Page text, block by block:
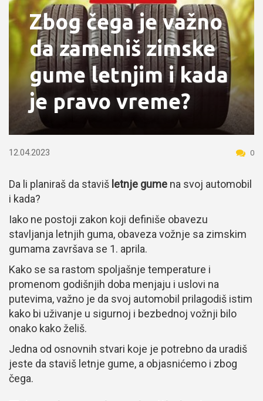
Zbog čega je važno
da zameniš zimske
gume letnjim i kada
je pravo vreme?
12.04.2023 0
Da li planiraš da staviš letnje gume na svoj automobil
i kada?
Iako ne postoji zakon koji definiše obavezu
stavljanja letnjih guma, obaveza vožnje sa zimskim
gumama završava se 1. aprila.
Kako se sa rastom spoljašnje temperature i
promenom godišnjih doba menjaju i uslovi na
putevima, važno je da svoj automobil prilagodiš istim
kako bi uživanje u sigurnoj i bezbednoj vožnji bilo
onako kako želiš.
Jedna od osnovnih stvari koje je potrebno da uradiš
jeste da staviš letnje gume, a objasnićemo i zbog
čega.